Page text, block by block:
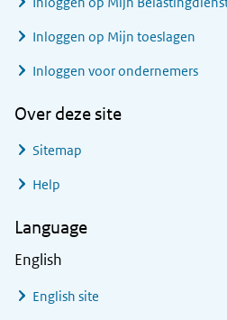
Inloggen op Mijn toeslagen
Inloggen voor ondernemers
Over deze site
Sitemap
Help
Language
English
English site